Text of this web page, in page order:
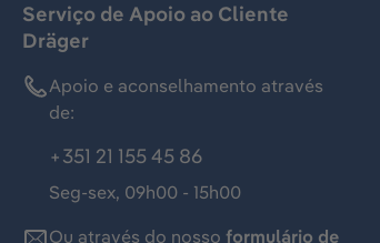
Serviço de Apoio ao Cliente
Dräger
Apoio e aconselhamento através
de:
+351 21 155 45 86
Seg-sex, 09h00 - 15h00
Ou através do nosso formulário de